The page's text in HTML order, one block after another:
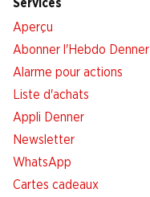
Services
Aperçu
Abonner l'Hebdo Denner
Alarme pour actions
Liste d'achats
Appli Denner
Newsletter
WhatsApp
Cartes cadeaux